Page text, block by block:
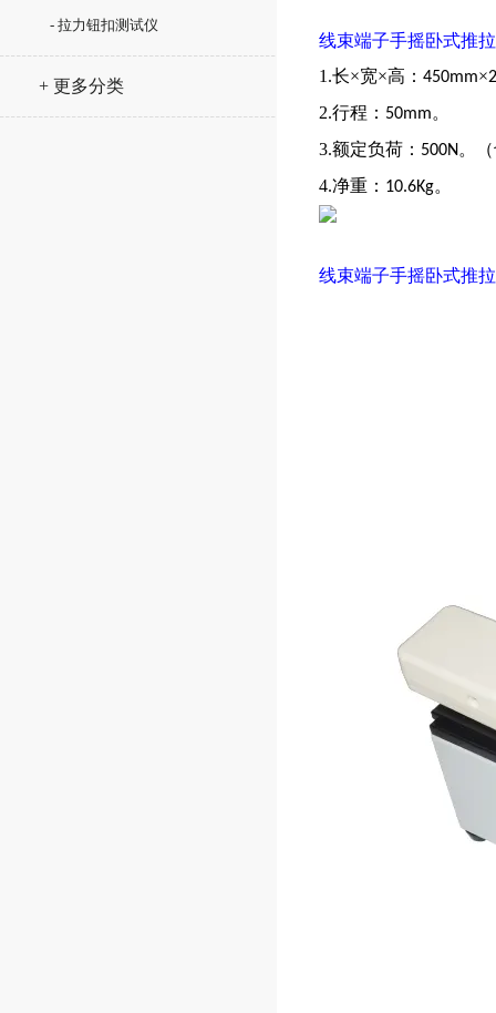
- 拉力钮扣测试仪
+ 更多分类
线束端子手摇卧式推
1.长×宽×高： 450mm×
2.行程： 50mm。
3.额定负荷： 500N 。
4.净重： 10.6Kg。
线束端子手摇卧式推